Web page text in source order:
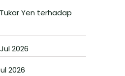
Yen terhadap
2026
2026